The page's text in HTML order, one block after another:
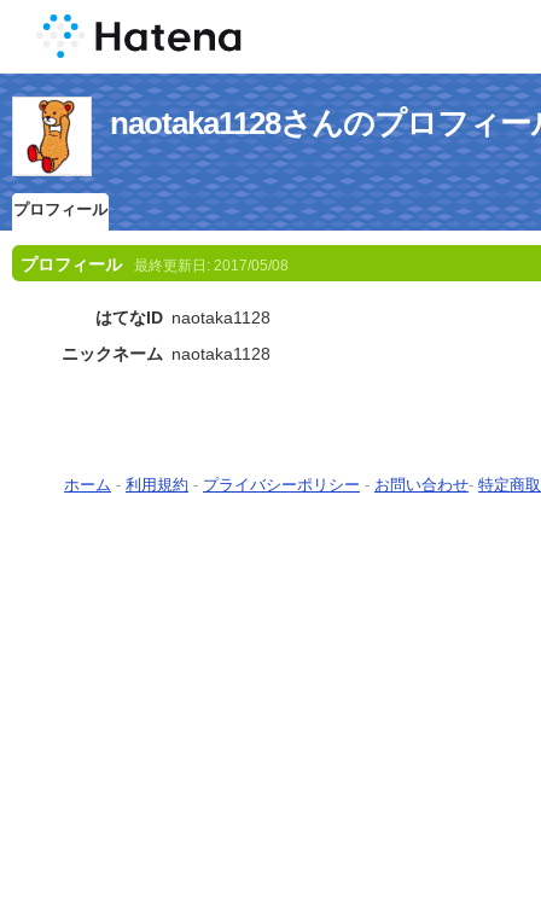
naotaka1128さんのプロフィー
プロフィール
プロフィール 最終更新日: 2017/05/08
はてなID naotaka1128
ニックネーム naotaka1128
ホーム - 利用規約 - プライバシーポリシー - お問い合わせ- 特定商